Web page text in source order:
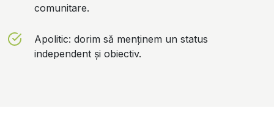
comunitare.
Apolitic: dorim să menținem un status
independent și obiectiv.